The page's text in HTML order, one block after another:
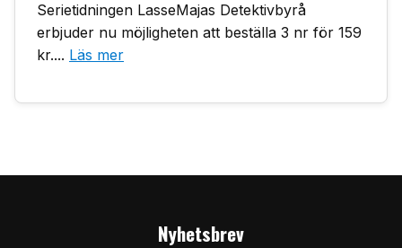
Serietidningen LasseMajas Detektivbyrå
erbjuder nu möjligheten att beställa 3 nr för 159
kr.... Läs mer
Nyhetsbrev